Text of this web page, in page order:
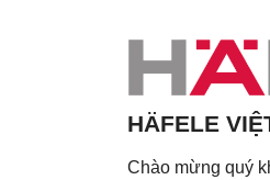
HÄFELE
Chào mừng quý